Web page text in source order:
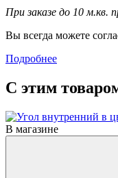
При заказе до 10 м.кв.
Вы всегда можете
Подробнее
С этим
В магазине